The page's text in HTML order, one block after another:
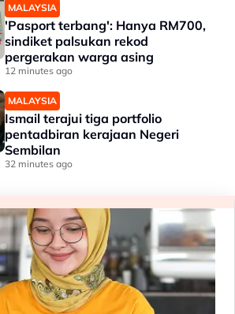
MALAYSIA
'Pasport terbang': Hanya RM700,
sindiket palsukan rekod
pergerakan warga asing
12 minutes ago
MALAYSIA
Ismail terajui tiga portfolio
pentadbiran kerajaan Negeri
Sembilan
32 minutes ago